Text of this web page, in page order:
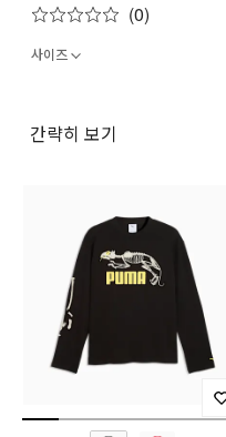
(0)
사이즈
간략히 보기